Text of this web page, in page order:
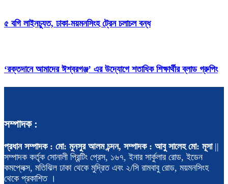
৫ বগি লাইনচ্যুত, ঢাকা-ময়মনসিংহ ট্রেন চলাচল বন্ধ
‘রক্তদানে আমাদের ঈশ্বরগঞ্জ’ এর উদ্যোগে শতাধিক শিক্ষার্থীর ব্লাড গ্রুপিং
সম্পাদক :
প্রধান সম্পাদক : মো: মুনসুর আলম চন্দন, সম্পাদক : আবু সালেহ মো: মূসা||
সম্পাদক কর্তৃক সোনালী প্রিন্টিং প্রেস, ১৬৭, ইনার সার্কুলার রোড, ইডেন
কমপ্লেক্স, মতিঝিল ঢাকা থেকে মুদ্রিত এবং ২/সি রামবাবু রোড, ময়মনসিংহ
থেকে প্রকাশিত ।